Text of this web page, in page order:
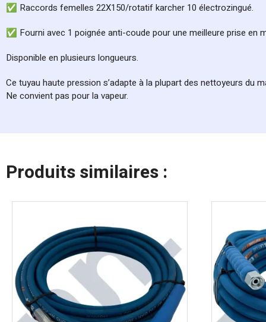
✅ Raccords femelles 22X150/rotatif karcher 10 électrozingué.
✅ Fourni avec 1 poignée anti-coude pour une meilleure prise en
Disponible en plusieurs longueurs.
Ce tuyau haute pression s’adapte à la plupart des nettoyeurs du
Ne convient pas pour la vapeur.
Produits similaires :